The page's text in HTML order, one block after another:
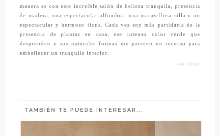
manera es con este increíble salón de belleza tranquila, presencia
de madera, una espectacular alfombra, una maravillosa silla y un
espectacular y hermoso ficus. Cada vez soy más partidaria de la
presencia de plantas en casa, ese intenso color verde que
desprenden y sus naturales formas me parecen un recurso para
embellecer un tranquilo interior.
vía: kitka
TAMBIÉN TE PUEDE INTERESAR...